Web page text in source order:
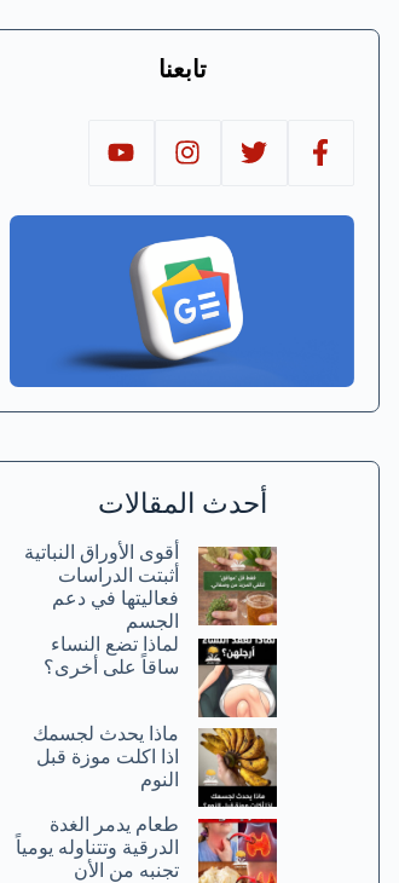
تابعنا
أحدث المقالات
أقوى الأوراق النباتية
أثبتت الدراسات
فعاليتها في دعم
الجسم
لماذا تضع النساء
ساقاً على أخرى؟
ماذا يحدث لجسمك
اذا اكلت موزة قبل
النوم
طعام يدمر الغدة
الدرقية وتتناوله يومياً
تجنبه من الأن